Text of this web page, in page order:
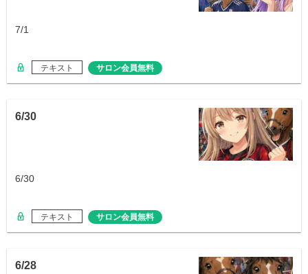
7/1
テキスト サロン会員無料
6/30
6/30
テキスト サロン会員無料
6/28